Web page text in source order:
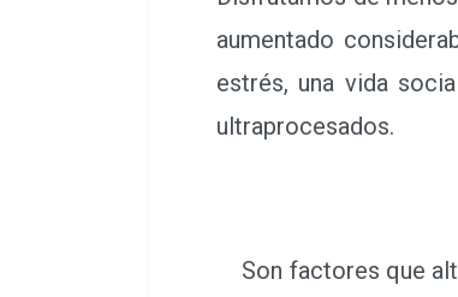
aumentado
estrés, una vida
ultraprocesados.
Son factores que